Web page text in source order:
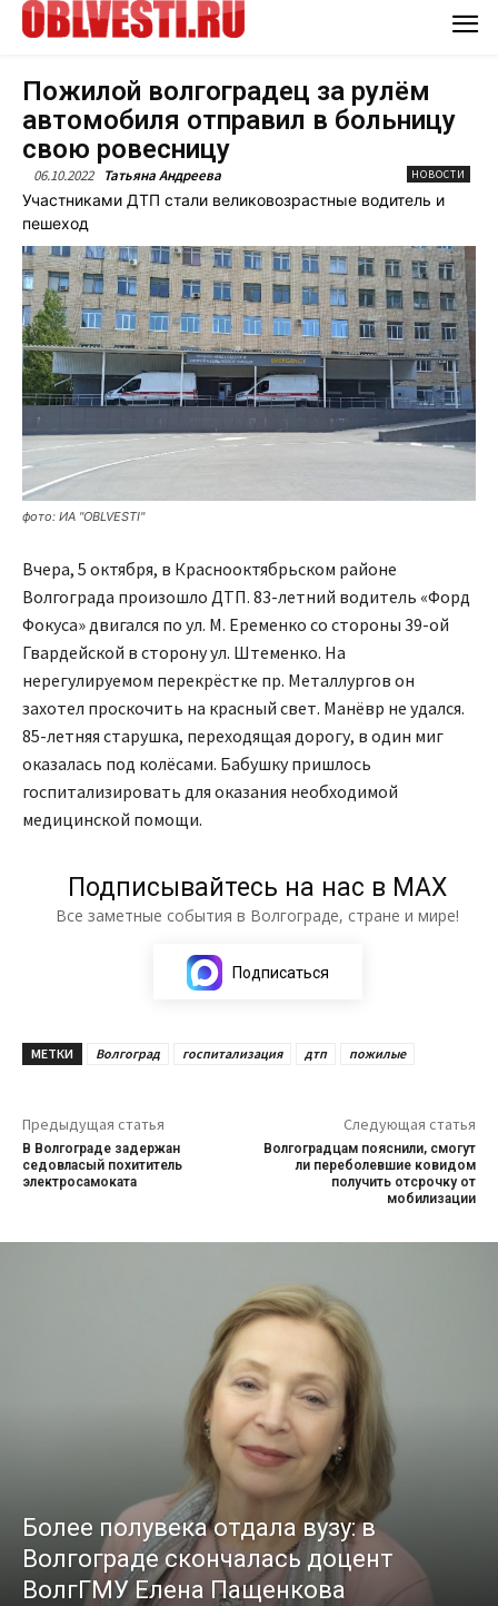
Пожилой волгоградец за рулём
автомобиля отправил в больницу
свою ровесницу
06.10.2022 Татьяна Андреева НОВОСТИ
Участниками ДТП стали великовозрастные водитель и
пешеход
фото: ИА "OBLVESTI"
Вчера, 5 октября, в Краснооктябрьском районе
Волгограда произошло ДТП. 83-летний водитель «Форд
Фокуса» двигался по ул. М. Еременко со стороны 39-ой
Гвардейской в сторону ул. Штеменко. На
нерегулируемом перекрёстке пр. Металлургов он
захотел проскочить на красный свет. Манёвр не удался.
85-летняя старушка, переходящая дорогу, в один миг
оказалась под колёсами. Бабушку пришлось
госпитализировать для оказания необходимой
медицинской помощи.
Подписывайтесь на нас в МАХ
Все заметные события в Волгограде, стране и мире!
Подписаться
МЕТКИ Волгоград госпитализация дтп пожилые
Предыдущая статья
В Волгограде задержан
седовласый похититель
электросамоката
Следующая статья
Волгоградцам пояснили, смогут
ли переболевшие ковидом
получить отсрочку от
мобилизации
Более полувека отдала вузу: в
Волгограде скончалась доцент
ВолгГМУ Елена Пащенкова